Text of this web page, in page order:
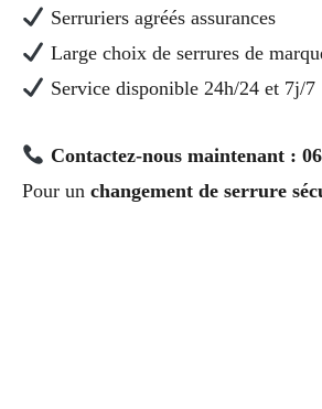
Serruriers agréés assurances
Large choix de serrures de
Service disponible 24h/24 et 7j/7
Contactez-nous maintenant :
Pour un changement de serrure